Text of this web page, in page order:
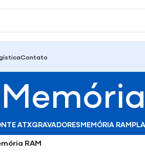
Contato
ATXGRAVADORESMEMÓRIA RAM
RAM